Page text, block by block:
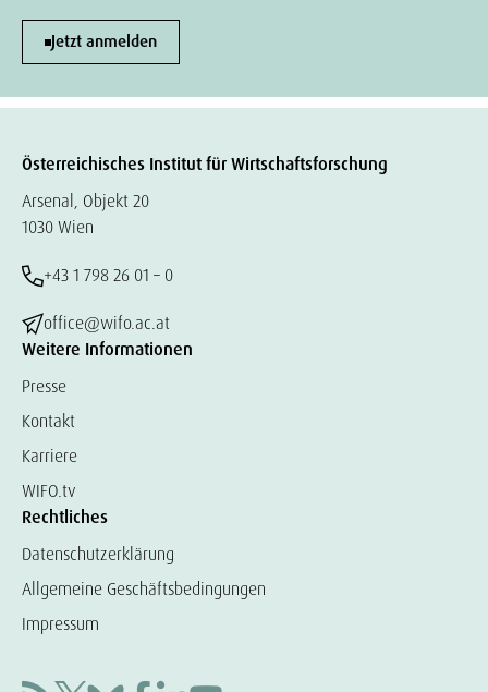
Jetzt anmelden
Österreichisches Institut für Wirtschaftsforschung
Arsenal, Objekt 20
1030 Wien
+43 1 798 26 01 – 0
office@wifo.ac.at
Weitere Informationen
Presse
Kontakt
Karriere
WIFO.tv
Rechtliches
Datenschutzerklärung
Allgemeine Geschäftsbedingungen
Impressum